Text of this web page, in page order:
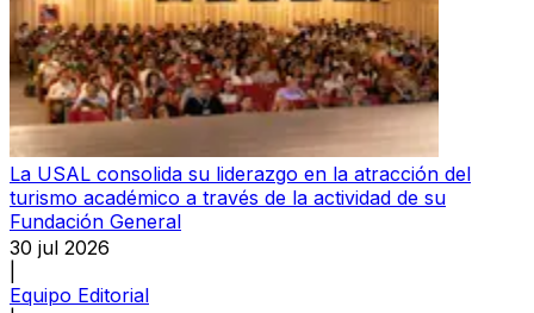
La USAL consolida su liderazgo en la atracción del
turismo académico a través de la actividad de su
Fundación General
30 jul 2026
Equipo Editorial